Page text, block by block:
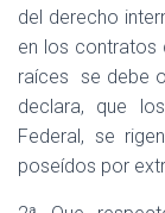
del derecho
en los contratos
raíces se debe
declara, que
Federal, se
poseídos por